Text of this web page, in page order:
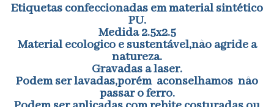
Etiquetas confeccionadas em material sintético
PU.
Medida 2.5x2.5
Material ecologico e sustentável,não agride a
natureza.
Gravadas a laser.
Podem ser lavadas,porém aconselhamos não
passar o ferro.